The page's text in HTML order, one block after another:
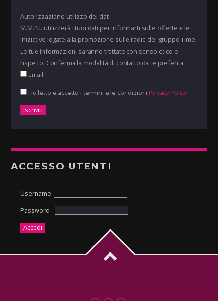
Autorizzazione utilizzo dei dati
M.M.P.I. utilizzerà i tuoi dati per informarti sulle offerte e le
iniziative legate alla promozione sulle radio del gruppo Time.
Le tue informazioni saranno trattate con senso etico e
rispetto. Conferma la modalità di contatto da te preferita:
Email
Ho letto e accetto i termini e le condizioni Privacy Policy
ACCESSO UTENTI
Username
Password